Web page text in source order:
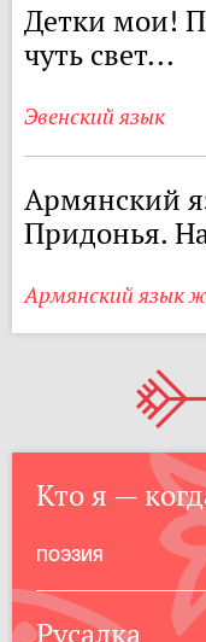
Детки мои!
чуть свет...
Эвенский язык
Армянский
Придонья.
Армянский язык
Кто я —
ПОЭЗИЯ
Русалка